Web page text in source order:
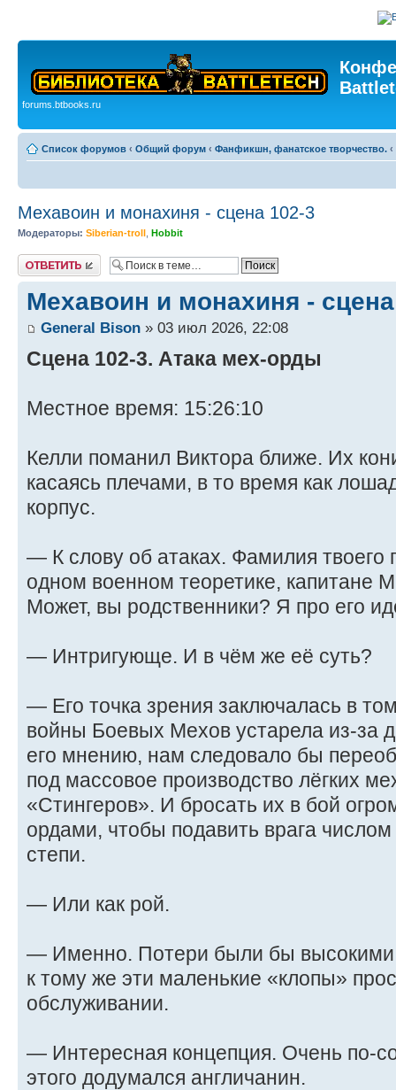
forums.btbooks.ru
Список форумов ‹ Общий форум ‹ Фанфикшн, фанатское творчество. ‹
Мехaвоин и монахиня - сцена 102-3
Модераторы: Siberian-troll Hobbit
Ответить
Мехaвоин и монахиня -
General Bison » 03 июл 2026, 22:08
Сцена 102-3. Атака мех-орды
Местное время: 15:26:10
Келли поманил Виктора ближе. Их
касаясь плечами, в то время как
корпус.
— К слову об атаках. Фамилия твоего
одном военном теоретике, капитане
Может, вы родственники? Я про его
— Интригующе. И в чём же её суть?
— Его точка зрения заключалась в
войны Боевых Мехов устарела из-за
его мнению, нам следовало бы
под массовое производство лёгких
«Стингеров». И бросать их в бой
ордами, чтобы подавить врага
степи.
— Или как рой.
— Именно. Потери были бы
к тому же эти маленькие «клопы»
обслуживании.
— Интересная концепция. Очень по-
этого додумался англичанин.